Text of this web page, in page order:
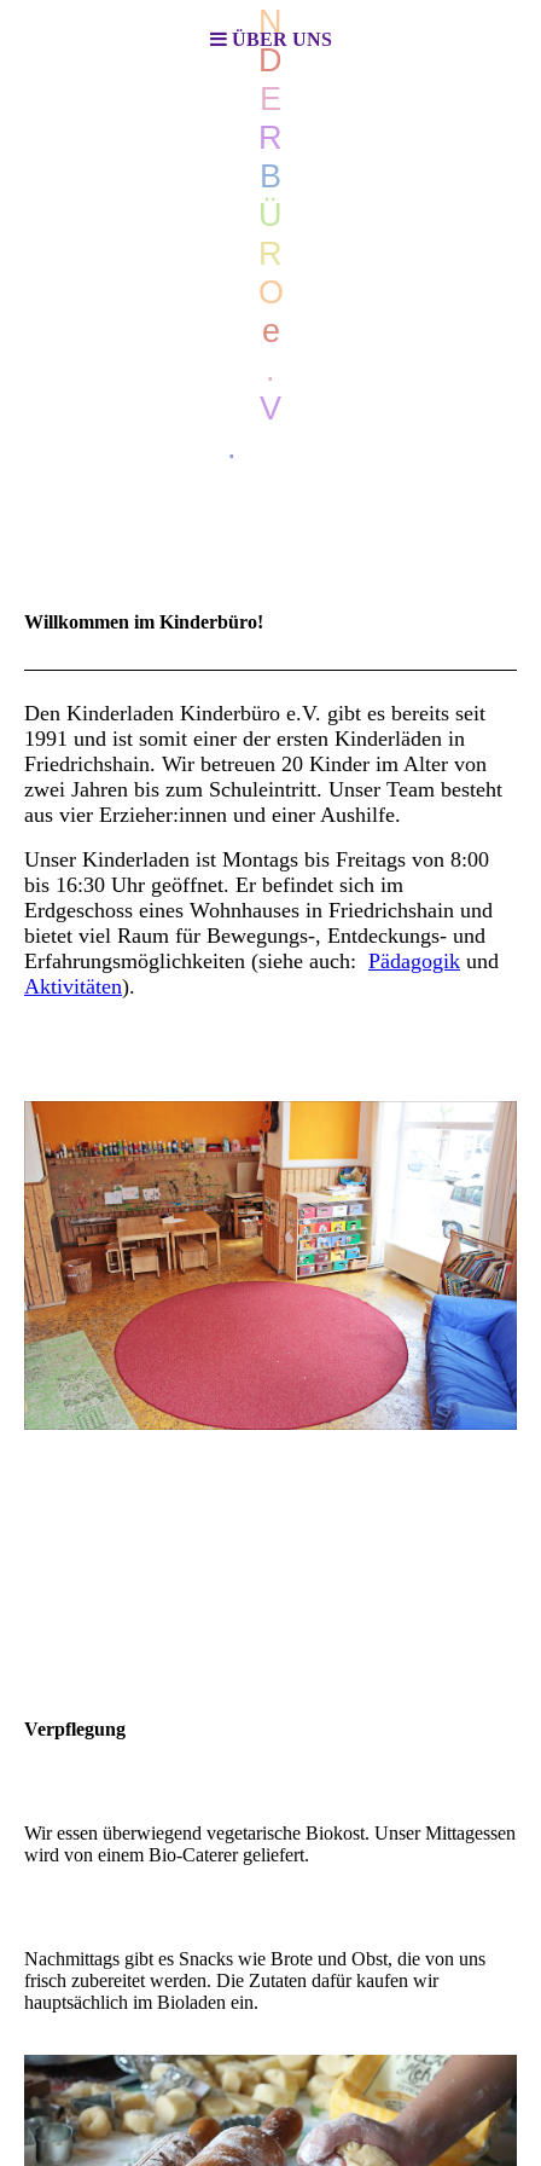
ÜBER UNS
N
D
E
R
B
Ü
R
O
e
.
V
.
Willkommen im Kinderbüro!
Den Kinderladen Kinderbüro e.V. gibt es bereits seit
1991 und ist somit einer der ersten Kinderläden in
Friedrichshain. Wir betreuen 20 Kinder im Alter von
zwei Jahren bis zum Schuleintritt. Unser Team besteht
aus vier Erzieher:innen und einer Aushilfe.
Unser Kinderladen ist Montags bis Freitags von 8:00
bis 16:30 Uhr geöffnet. Er befindet sich im
Erdgeschoss eines Wohnhauses in Friedrichshain und
bietet viel Raum für Bewegungs-, Entdeckungs- und
Erfahrungsmöglichkeiten (siehe auch: Pädagogik und
Aktivitäten).
Verpflegung
Wir essen überwiegend vegetarische Biokost. Unser Mittagessen
wird von einem Bio-Caterer geliefert.
Nachmittags gibt es Snacks wie Brote und Obst, die von uns
frisch zubereitet werden. Die Zutaten dafür kaufen wir
hauptsächlich im Bioladen ein.